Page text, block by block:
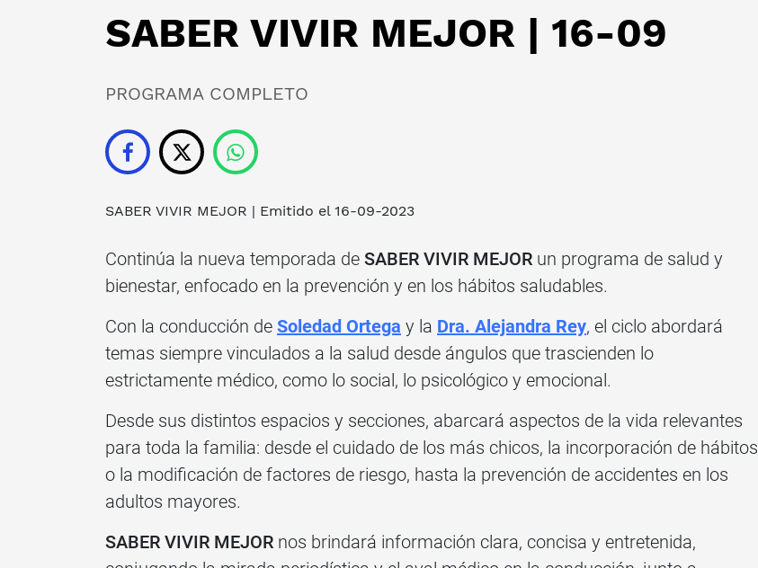
SABER VIVIR MEJOR | 16-09
PROGRAMA COMPLETO
SABER VIVIR MEJOR | Emitido el 16-09-2023
Continúa la nueva temporada de SABER VIVIR MEJOR un programa de salud y
bienestar, enfocado en la prevención y en los hábitos saludables.
Con la conducción de Soledad Ortega y la Dra. Alejandra Rey, el ciclo abordará
temas siempre vinculados a la salud desde ángulos que trascienden lo
estrictamente médico, como lo social, lo psicológico y emocional.
Desde sus distintos espacios y secciones, abarcará aspectos de la vida relevantes
para toda la familia: desde el cuidado de los más chicos, la incorporación de hábitos
o la modificación de factores de riesgo, hasta la prevención de accidentes en los
adultos mayores.
SABER VIVIR MEJOR nos brindará información clara, concisa y entretenida,